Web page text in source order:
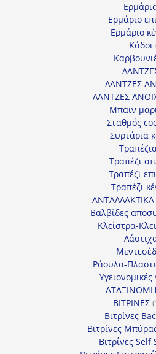
Ερμάριο
Ερμάριο
Κάδοι
ΛΑΝΤΖΕΣ
ΛΑΝΤΖΕΣ
Μπαιν
Σταθμός
Συρτάρια
Τραπέζια
Τραπέζι
Τραπέζι
Τραπέζι
ΑΝΤΑΛΛΑΚΤΙΚΑ
Βαλβίδες
Κλείστρα-
Ράουλα-
Υγειονομικές
ΒΙΤΡΙΝΕΣ
Βιτρίνες
Βιτρίνες
Βιτρίνες Self